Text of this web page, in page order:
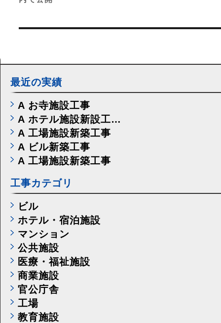
シ
ン
最近の実績
A お寺施設工事
A ホテル施設新設工…
A 工場施設新築工事
A ビル新築工事
A 工場施設新築工事
工事カテゴリ
ビル
ホテル・宿泊施設
マンション
公共施設
医療・福祉施設
商業施設
官公庁舎
工場
教育施設